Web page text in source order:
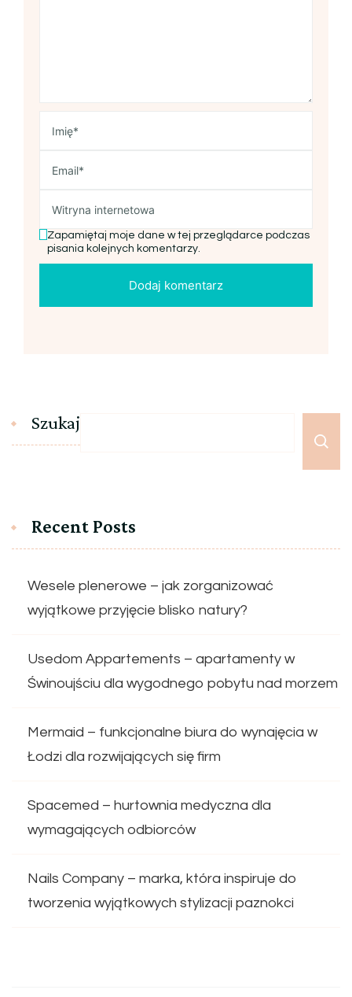
Zapamiętaj moje dane w tej przeglądarce podczas
pisania kolejnych komentarzy.
Szukaj
Recent Posts
Wesele plenerowe – jak zorganizować
wyjątkowe przyjęcie blisko natury?
Usedom Appartements – apartamenty w
Świnoujściu dla wygodnego pobytu nad morzem
Mermaid – funkcjonalne biura do wynajęcia w
Łodzi dla rozwijających się firm
Spacemed – hurtownia medyczna dla
wymagających odbiorców
Nails Company – marka, która inspiruje do
tworzenia wyjątkowych stylizacji paznokci